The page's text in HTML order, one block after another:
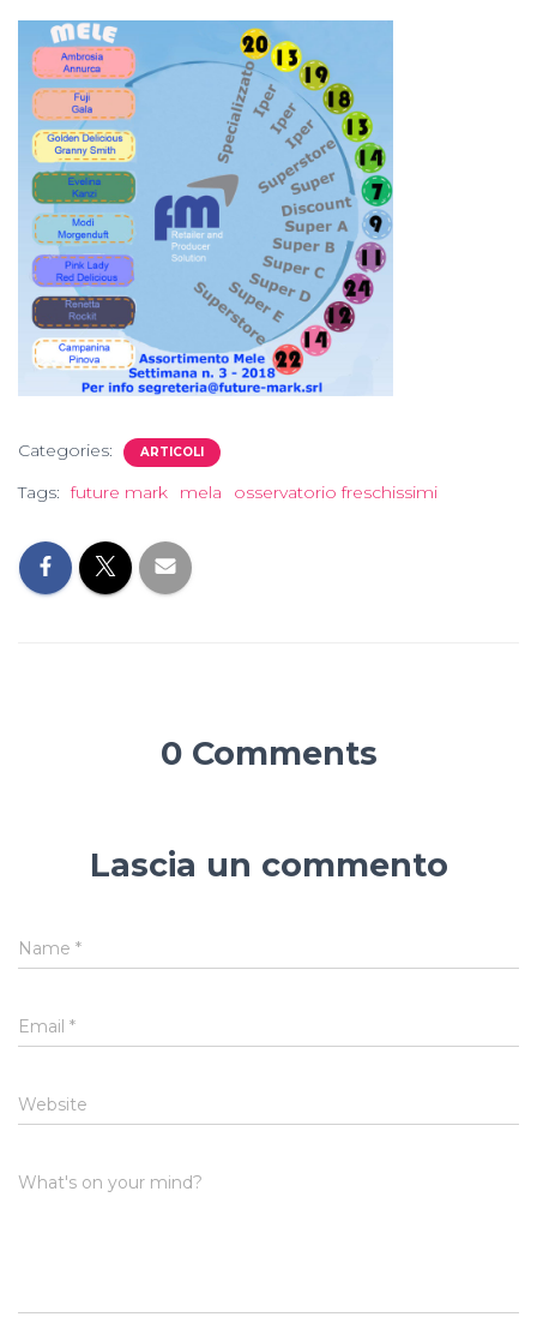
Categories: ARTICOLI
Tags: future mark mela osservatorio freschissimi
0 Comments
Lascia un commento
Name *
Email *
Website
What's on your mind?